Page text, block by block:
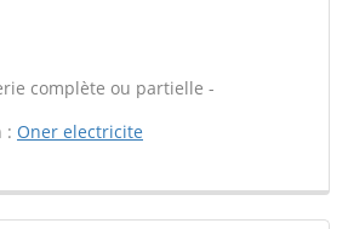
complète ou partielle -
: Oner electricite